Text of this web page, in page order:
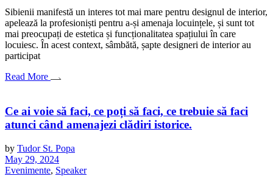
Sibienii manifestă un interes tot mai mare pentru designul de interior,
apelează la profesioniști pentru a-și amenaja locuințele, și sunt tot
mai preocupați de estetica și funcționalitatea spațiului în care
locuiesc. În acest context, sâmbătă, șapte designeri de interior au
participat
Read More
Ce ai voie să faci, ce poți să faci, ce trebuie să faci
atunci când amenajezi clădiri istorice.
by Tudor St. Popa
May 29, 2024
Evenimente, Speaker